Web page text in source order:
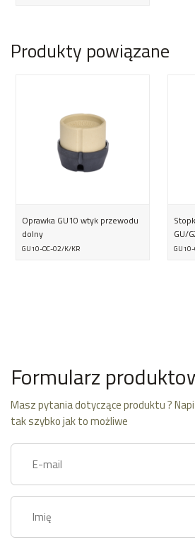
Produkty powiązane
Oprawka GU10 wtyk przewodu
dolny
GU10-OC-02/K/KR
GU/
Formularz
Masz pytania dotyczące produktu ?
tak szybko jak to możliwe